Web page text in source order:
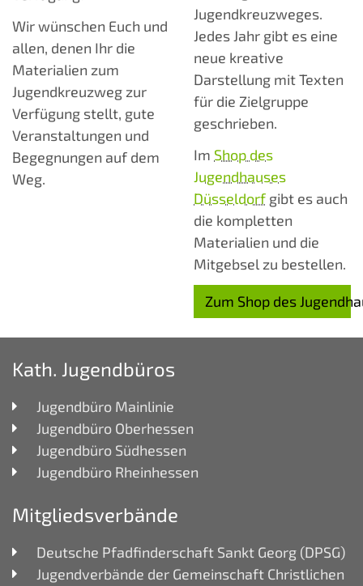
Wir wünschen Euch und
allen, denen Ihr die
Materialien zum
Jugendkreuzweg zur
Verfügung stellt, gute
Veranstaltungen und
Begegnungen auf dem
Weg.
Jugendkreuzweges.
Jedes Jahr gibt es eine
neue kreative
Darstellung mit Texten
für die Zielgruppe
geschrieben.
Im Shop des
Jugendhauses
Düsseldorf gibt es auch
die kompletten
Materialien und die
Mitgebsel zu bestellen.
Zum Shop des
Kath. Jugendbüros
Jugendbüro Mainlinie
Jugendbüro Oberhessen
Jugendbüro Südhessen
Jugendbüro Rheinhessen
Mitgliedsverbände
Deutsche Pfadfinderschaft Sankt Georg (DPSG)
Jugendverbände der Gemeinschaft Christlichen